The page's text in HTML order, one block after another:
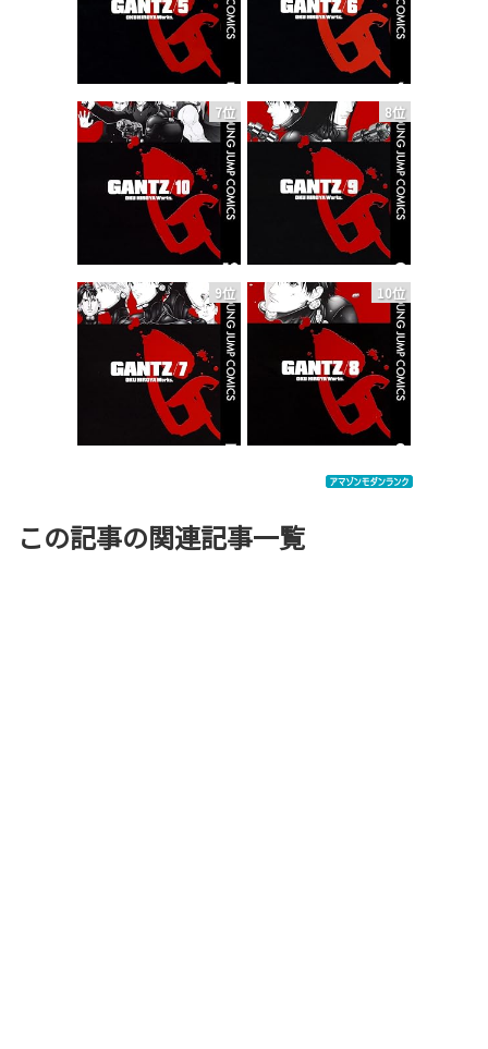
7位 8位
9位 10位
この記事の関連記事一覧